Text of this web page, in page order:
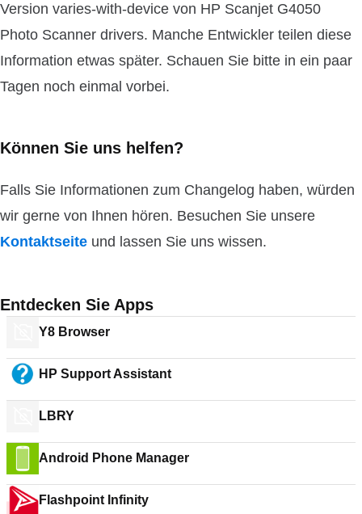
Version varies-with-device von HP Scanjet G4050
Photo Scanner drivers. Manche Entwickler teilen diese
Information etwas später. Schauen Sie bitte in ein paar
Tagen noch einmal vorbei.
Können Sie uns helfen?
Falls Sie Informationen zum Changelog haben, würden
wir gerne von Ihnen hören. Besuchen Sie unsere
Kontaktseite und lassen Sie uns wissen.
Entdecken Sie Apps
Y8 Browser
HP Support Assistant
LBRY
Android Phone Manager
Flashpoint Infinity